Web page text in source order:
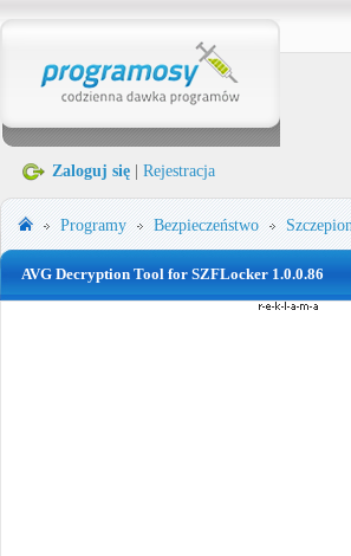
Zaloguj się Rejestracja
Programy Bezpieczeństwo
AVG Decryption Tool for SZFLocker 1.0.0.86